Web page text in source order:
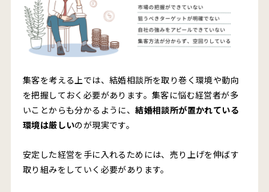
集客方法3：SNS（YouTube、X、Instagram）
集客方法4：オウンドメディアの構築
集客方法5：婚活パーティー・お見合いイベント・婚活セミ
集客方法6：口コミや紹介
番外編：その他の集客方法について
ターゲットを明確にする
集客を考える上では、結婚相談所を取り巻く環境や動向
を把握しておく必要があります。集客に悩む経営者が多
いことからも分かるように、結婚相談所が置かれている
環境は厳しいのが現実です。
安定した経営を手に入れるためには、売り上げを伸ばす
取り組みをしていく必要があります。